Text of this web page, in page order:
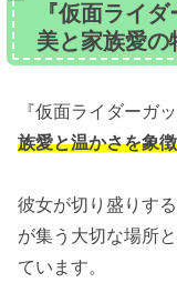
『仮面ライ
美と家族愛の
『仮面ライダーガ
族愛と温かさを象
彼女が切り盛りす
が集う大切な場所
ています。